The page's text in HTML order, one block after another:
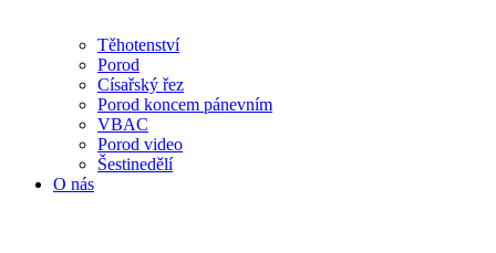
Těhotenství
Porod
Císařský řez
Porod koncem pánevním
VBAC
Porod video
Šestinedělí
O nás